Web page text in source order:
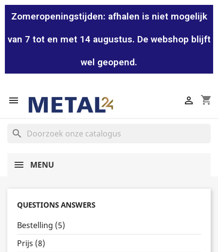
Zomeropeningstijden: afhalen is niet mogelijk
van 7 tot en met 14 augustus. De webshop blijft
wel geopend.
 shopping_cart

search
MENU
QUESTIONS ANSWERS
Bestelling (5)
Prijs (8)